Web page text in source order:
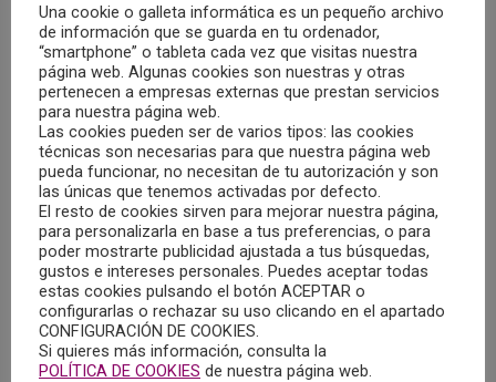
MAYORES APARCADOS EN LA RESIDENCIA: UN
40% RECIBE VISITAS Y APENAS EL 16% SALE
POR NAVIDAD
30/01/2020
Según publica el diario El País en su edición digital, los
libros de visitas de 11 geriátricos indican que solo el 15%
recibió visitas en verano y solo un 1% recibió un regalo
para Reyes. Así lo refleja un estudio de una asociación
madrileña.
MÁS
Una cookie o galleta informática es un pequeño archivo
de información que se guarda en tu ordenador,
“smartphone” o tableta cada vez que visitas nuestra
página web. Algunas cookies son nuestras y otras
pertenecen a empresas externas que prestan servicios
para nuestra página web.
Las cookies pueden ser de varios tipos: las cookies
técnicas son necesarias para que nuestra página web
pueda funcionar, no necesitan de tu autorización y son
las únicas que tenemos activadas por defecto.
El resto de cookies sirven para mejorar nuestra página,
para personalizarla en base a tus preferencias, o para
poder mostrarte publicidad ajustada a tus búsquedas,
gustos e intereses personales. Puedes aceptar todas
estas cookies pulsando el botón ACEPTAR o
configurarlas o rechazar su uso clicando en el apartado
CONFIGURACIÓN DE COOKIES.
Si quieres más información, consulta la
POLÍTICA DE COOKIES de nuestra página web.